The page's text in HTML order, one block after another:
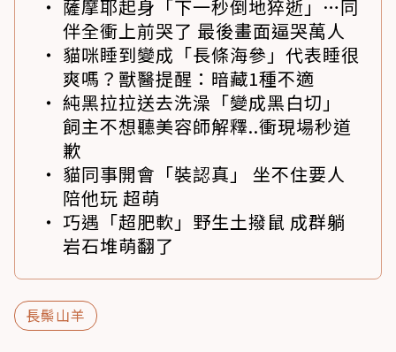
薩摩耶起身「下一秒倒地猝逝」…同
伴全衝上前哭了 最後畫面逼哭萬人
貓咪睡到變成「長條海參」代表睡很
爽嗎？獸醫提醒：暗藏1種不適
純黑拉拉送去洗澡「變成黑白切」
飼主不想聽美容師解釋..衝現場秒道
歉
貓同事開會「裝認真」 坐不住要人
陪他玩 超萌
巧遇「超肥軟」野生土撥鼠 成群躺
岩石堆萌翻了
長鬃山羊